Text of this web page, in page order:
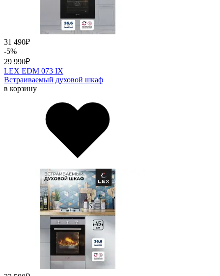
31 490₽
-5%
29 990₽
LEX EDM 073 IX
Встраиваемый духовой шкаф
в корзину